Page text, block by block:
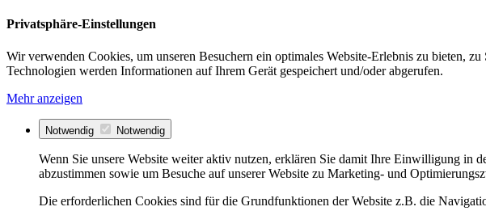
Privatsphäre-Einstellungen
Wir verwenden Cookies, um unseren Besuchern ein optimales Website-Erlebnis zu bieten,
Technologien werden Informationen auf Ihrem Gerät gespeichert und/oder abgerufen.
Mehr anzeigen
Notwendig Notwendig
Wenn Sie unsere Website weiter aktiv nutzen, erklären Sie damit Ihre Einwilligung in
abzustimmen sowie um Besuche auf unserer Website zu Marketing- und
Die erforderlichen Cookies sind für die Grundfunktionen der Website z.B. die